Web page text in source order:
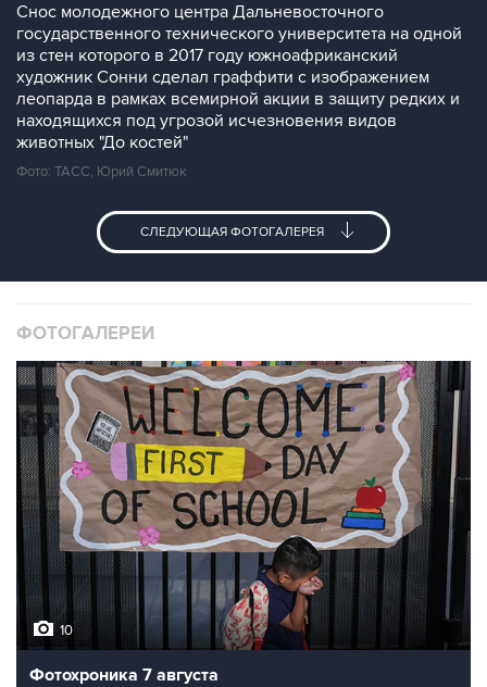
Снос молодежного центра Дальневосточного
государственного технического университета на одной
из стен которого в 2017 году южноафриканский
художник Сонни сделал граффити с изображением
леопарда в рамках всемирной акции в защиту редких и
находящихся под угрозой исчезновения видов
животных "До костей"
Фото: ТАСС, Юрий Смитюк
СЛЕДУЮЩАЯ ФОТОГАЛЕРЕЯ
ФОТОГАЛЕРЕИ
10
Фотохроника 7 августа